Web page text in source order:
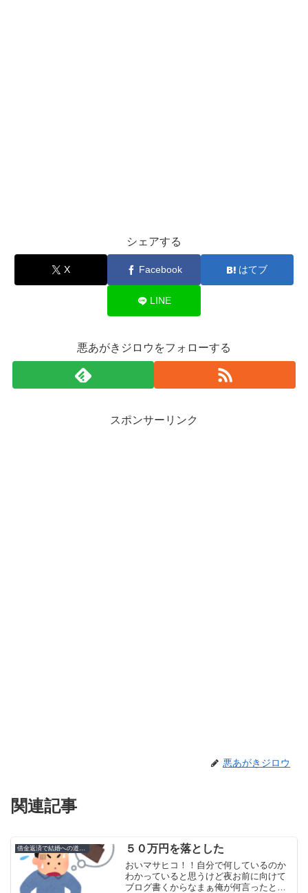
シェアする
X Facebook はてブ
LINE
悪あがきジロウをフォローする
スポンサーリンク
悪あがきジロウ
関連記事
５０万円を落とした
おいマサヒコ！！自分で何しているのか
わかっていると思うけど夜お前に向けて
ブログ書くからなまぁ俺が何言ったとこ